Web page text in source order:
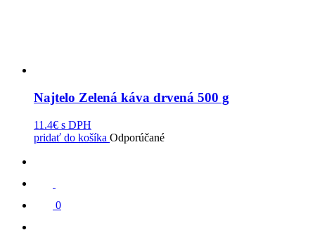
Najtelo Zelená káva drvená 500 g
11.4€ s DPH
pridať do košíka Odporúčané
0